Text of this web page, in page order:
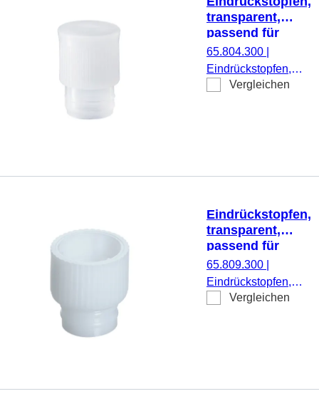
transparent,
passend für
Röhren Ø 14 mm
65.804.300
Eindrückstopfen,
transparent,
Vergleichen
Eindrückstopfen,
transparent,
passend für
Röhren Ø 12 mm
65.809.300
Eindrückstopfen,
transparent,
Vergleichen